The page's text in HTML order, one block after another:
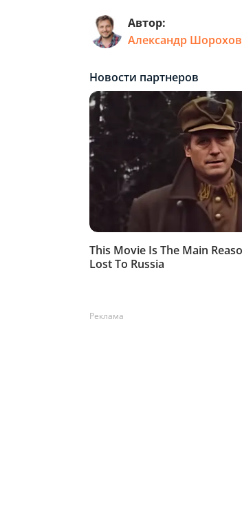
Автор:
Александр Шорохов
Реклама